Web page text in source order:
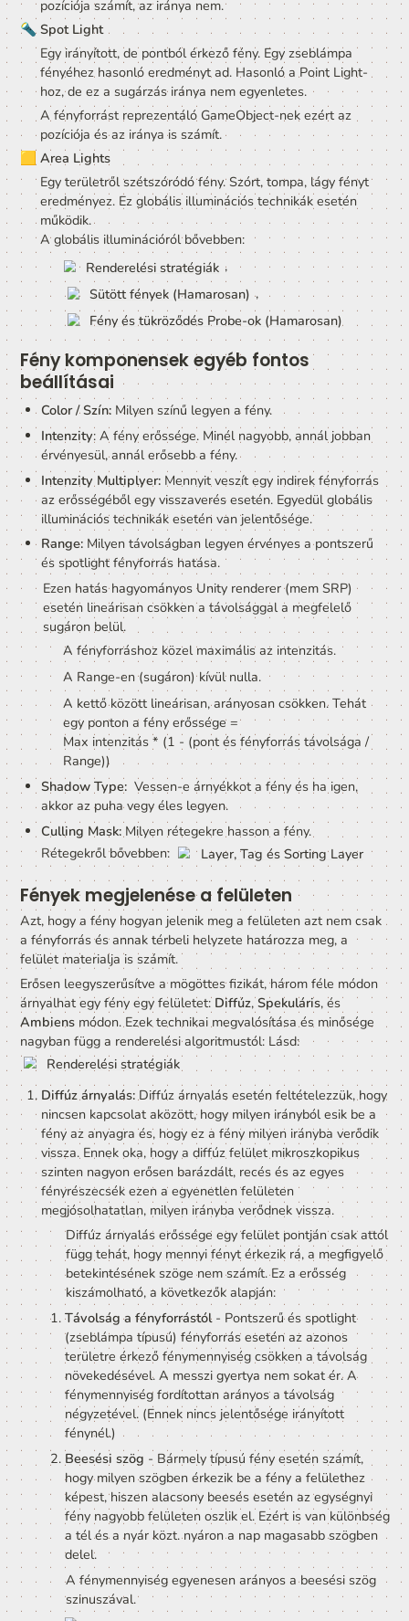
Egy pontszerű fény. Egy villanykörte, vagy
egyenletes fényéhez hasonló eredményt ad, ám
virtuális forrás fénye egy kiterjedés nélküli pontból
ahonnan minden irányba egyenletese sugároz a
komponens.
A fényforrást reprezentáló GameObject-nek ezért
pozíciója számít, az iránya nem.
🔦 Spot Light
Egy irányított, de pontból érkező fény. Egy
fényéhez hasonló eredményt ad. Hasonló a Point
hoz, de ez a sugárzás iránya nem egyenletes.
A fényforrást reprezentáló GameObject-nek ezért
pozíciója és az iránya is számít.
🟨 Area Lights
Egy területről szétszóródó fény. Szórt, tompa, lágy
eredményez. Ez globális illuminációs technikák
működik.
A globális illuminációról bővebben:
Renderelési stratégiák
Sütött fények (Hamarosan) ,
Fény és tükröződés Probe-ok (Hamarosan)
Fény komponensek egyéb fontos
beállításai
Color / Szín: Milyen színű legyen a fény.
Intenzity: A fény erőssége. Minél nagyobb, annál
érvényesül, annál erősebb a fény.
Intenzity Multiplyer: Mennyit veszít egy indirek
az erősségéből egy visszaverés esetén. Egyedül
illuminációs technikák esetén van jelentősége.
Range: Milyen távolságban legyen érvényes a
és spotlight fényforrás hatása.
Ezen hatás hagyományos Unity renderer (mem
esetén lineárisan csökken a távolsággal a
sugáron belül.
A fényforráshoz közel maximális az intenzitás.
A Range-en (sugáron) kívül nulla.
A kettő között lineárisan, arányosan csökken.
egy ponton a fény erőssége =
Max intenzitás * (1 - (pont és fényforrás
Range))
Shadow Type:
Vessen-e árnyékkot a fény és ha
akkor az puha vegy éles legyen.
Culling Mask: Milyen rétegekre hasson a fény.
Rétegekről bővebben: Layer, Tag és Sorting
Fények megjelenése a felületen
Azt, hogy a fény hogyan jelenik meg a felületen azt
a fényforrás és annak térbeli helyzete határozza meg, a
felület materialja is számít.
Erősen leegyszerűsítve a mögöttes fizikát, három féle
árnyalhat egy fény egy felületet: Diffúz, Spekuláris , és
Ambiens módon. Ezek technikai megvalósítása és
nagyban függ a renderelési algoritmustól: Lásd:
Renderelési stratégiák
Diffúz árnyalás: Diffúz árnyalás esetén
nincsen kapcsolat aközött, hogy milyen irányból
fény az anyagra és, hogy ez a fény milyen irányba
vissza. Ennek oka, hogy a diffúz felület
szinten nagyon erősen barázdált, recés és az egyes
fényrészecsék ezen a egyenetlen felületen
megjósolhatatlan, milyen irányba verődnek vissza.
Diffúz árnyalás erőssége egy felület pontján